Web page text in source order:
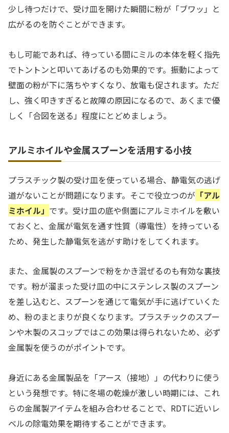
少し待つだけで、受け皿を開けた瞬間に粉が「ブワッ」と
広がるのを防ぐことができます。
もし可能であれば、待っている間にミルの本体を軽く指先
でトントンと叩いてあげるのも効果的です。振動によって
壁面の粉が下に落ちやすくなり、放電も促されます。ただ
し、強く叩きすぎると故障の原因になるので、あくまで優
しく「合図を送る」程度にとどめましょう。
アルミホイルや金属スプーンを活用する小技
プラスチック製の受け皿を使っている場合、静電気の逃げ
道がないことが問題になります。そこで役立つのが 「アル
ミホイル」 です。受け皿の底や側面にアルミホイルを敷い
ておくと、金属が電気を通す性質（導電性）を持っている
ため、発生した静電気を逃がす助けをしてくれます。
また、金属製のスプーンで粉をかき混ぜるのも有効な裏技
です。粉が溜まった受け皿の中にステンレス製のスプーン
を差し込むと、スプーンを通じて電気が手に逃げていくた
め、粉のまとまりが良くなります。プラスチックのスプー
ンや木製のスコップではこの効果は得られないため、必ず
金属製を使うのがポイントです。
身近にある金属製品を「アース（接地）」の代わりに使う
という発想です。特に冬場の乾燥が激しい時期には、これ
らの金属製アイテムを組み合わせることで、RDTに近いレ
ベルの除電効果を期待することができます。